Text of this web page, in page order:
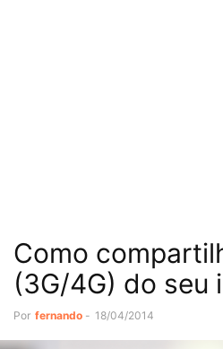
Como
(3G/4G) do seu
Por fernando - 18/04/2014